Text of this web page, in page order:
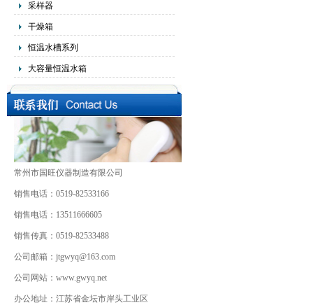
采样器
干燥箱
恒温水槽系列
大容量恒温水箱
常州市国旺仪器制造有限公司
销售电话：0519-82533166
销售电话：13511666605
销售传真：0519-82533488
公司邮箱：jtgwyq@163.com
公司网站：www.gwyq.net
办公地址：江苏省金坛市岸头工业区